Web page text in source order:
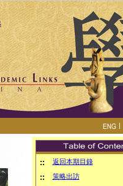
:: 返回本期目錄
:: 策略出訪